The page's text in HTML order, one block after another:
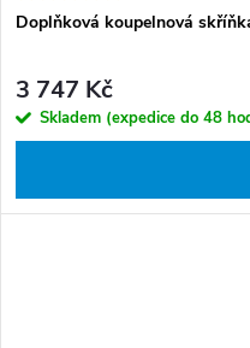
Doplňková koupelnová
3 747 Kč
Skladem (expedice do 48